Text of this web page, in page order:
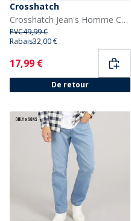
Crosshatch
Crosshatch Jean's Homme Coupe Droite Denim Foncé
PVC49,99 €
Rabais32,00 €
Current
17,99 €
De retour